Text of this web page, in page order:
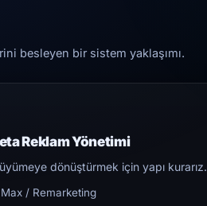
besleyen bir sistem yaklaşımı.
Reklam Yönetimi
dönüştürmek için yapı kurarız.
/ Remarketing